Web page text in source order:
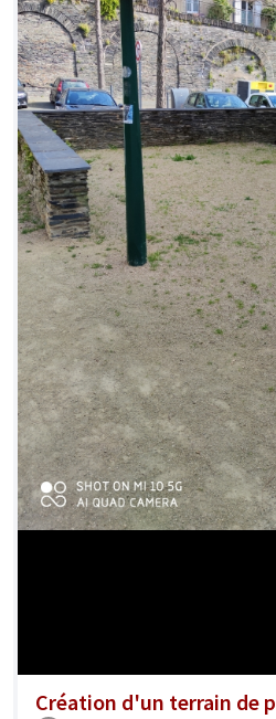
Création d'un terrain de